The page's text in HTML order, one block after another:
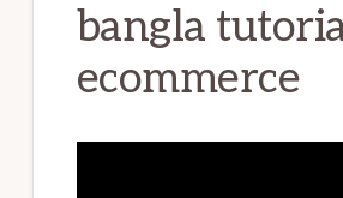
bangla
ecommerce